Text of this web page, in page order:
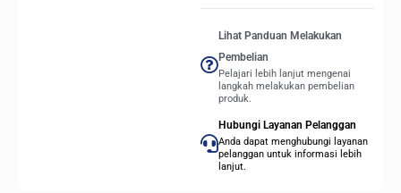
Lihat Panduan Melakukan
Pembelian
Pelajari lebih lanjut mengenai
langkah melakukan pembelian
produk.
Hubungi Layanan Pelanggan
Anda dapat menghubungi layanan
pelanggan untuk informasi lebih
lanjut.